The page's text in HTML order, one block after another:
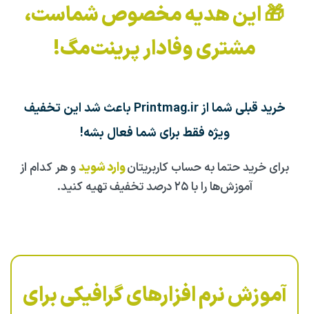
🎁 این هدیه مخصوص شماست،
مشتری وفادار پرینت‌مگ!
خرید قبلی شما از Printmag.ir باعث شد این تخفیف
ویژه فقط برای شما فعال بشه!
برای خرید حتما به حساب کاربریتانوارد شویدو هر کدام از
آموزش‌ها را با ۲۵ درصد تخفیف تهیه کنید.
آموزش نرم افزارهای گرافیکی برای